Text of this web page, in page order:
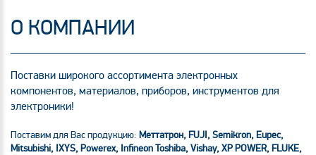
О КОМПАНИИ
Поставки широкого ассортимента электронных
компонентов, материалов, приборов, инструментов для
электроники!
Поставим для Вас продукцию: Меттатрон, FUJI, Semikron, Eupec,
Mitsubishi, IXYS, Powerex, Infineon Toshiba, Vishay, XP POWER, FLUKE,